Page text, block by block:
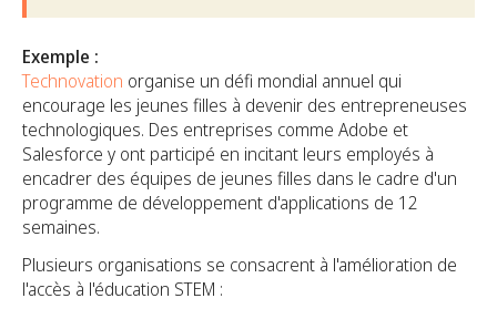
Exemple :
Technovation organise un défi mondial annuel qui
encourage les jeunes filles à devenir des entrepreneuses
technologiques. Des entreprises comme Adobe et
Salesforce y ont participé en incitant leurs employés à
encadrer des équipes de jeunes filles dans le cadre d'un
programme de développement d'applications de 12
semaines.
Plusieurs organisations se consacrent à l'amélioration de
l'accès à l'éducation STEM :